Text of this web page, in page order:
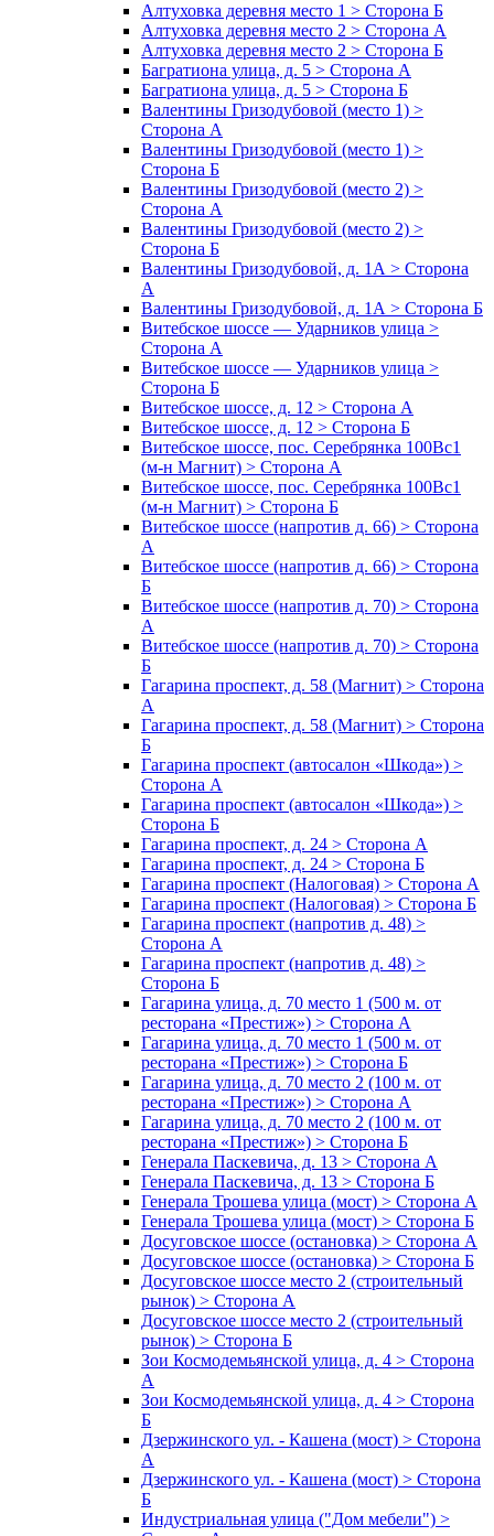
Алтуховка деревня место 1 > Сторона Б
Алтуховка деревня место 2 > Сторона А
Алтуховка деревня место 2 > Сторона Б
Багратиона улица, д. 5 > Сторона А
Багратиона улица, д. 5 > Сторона Б
Валентины Гризодубовой (место 1) >
Сторона А
Валентины Гризодубовой (место 1) >
Сторона Б
Валентины Гризодубовой (место 2) >
Сторона А
Валентины Гризодубовой (место 2) >
Сторона Б
Валентины Гризодубовой, д. 1А > Сторона
А
Валентины Гризодубовой, д. 1А > Сторона Б
Витебское шоссе — Ударников улица >
Сторона А
Витебское шоссе — Ударников улица >
Сторона Б
Витебское шоссе, д. 12 > Сторона А
Витебское шоссе, д. 12 > Сторона Б
Витебское шоссе, пос. Серебрянка 100Вс1
(м-н Магнит) > Сторона А
Витебское шоссе, пос. Серебрянка 100Вс1
(м-н Магнит) > Сторона Б
Витебское шоссе (напротив д. 66) > Сторона
А
Витебское шоссе (напротив д. 66) > Сторона
Б
Витебское шоссе (напротив д. 70) > Сторона
А
Витебское шоссе (напротив д. 70) > Сторона
Б
Гагарина проспект, д. 58 (Магнит) > Сторона
А
Гагарина проспект, д. 58 (Магнит) > Сторона
Б
Гагарина проспект (автосалон «Шкода») >
Сторона А
Гагарина проспект (автосалон «Шкода») >
Сторона Б
Гагарина проспект, д. 24 > Сторона А
Гагарина проспект, д. 24 > Сторона Б
Гагарина проспект (Налоговая) > Сторона А
Гагарина проспект (Налоговая) > Сторона Б
Гагарина проспект (напротив д. 48) >
Сторона А
Гагарина проспект (напротив д. 48) >
Сторона Б
Гагарина улица, д. 70 место 1 (500 м. от
ресторана «Престиж») > Сторона А
Гагарина улица, д. 70 место 1 (500 м. от
ресторана «Престиж») > Сторона Б
Гагарина улица, д. 70 место 2 (100 м. от
ресторана «Престиж») > Сторона А
Гагарина улица, д. 70 место 2 (100 м. от
ресторана «Престиж») > Сторона Б
Генерала Паскевича, д. 13 > Сторона А
Генерала Паскевича, д. 13 > Сторона Б
Генерала Трошева улица (мост) > Сторона А
Генерала Трошева улица (мост) > Сторона Б
Досуговское шоссе (остановка) > Сторона А
Досуговское шоссе (остановка) > Сторона Б
Досуговское шоссе место 2 (строительный
рынок) > Сторона А
Досуговское шоссе место 2 (строительный
рынок) > Сторона Б
Зои Космодемьянской улица, д. 4 > Сторона
А
Зои Космодемьянской улица, д. 4 > Сторона
Б
Дзержинского ул. - Кашена (мост) > Сторона
А
Дзержинского ул. - Кашена (мост) > Сторона
Б
Индустриальная улица ("Дом мебели") >